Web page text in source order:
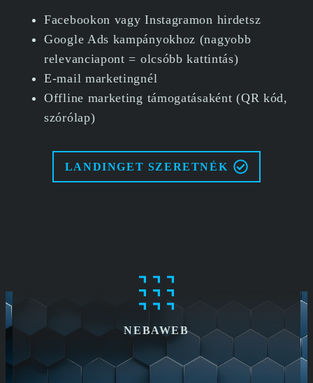
Facebookon vagy Instagramon hirdetsz
Google Ads kampányokhoz (nagyobb
relevanciapont = olcsóbb kattintás)
E-mail marketingnél
Offline marketing támogatásaként (QR kód,
szórólap)
LANDINGET SZERETNÉK
NEBAWEB